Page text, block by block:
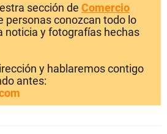
sección de Comercio
personas conozcan todo lo
noticia y fotografías hechas
y hablaremos contigo
antes: